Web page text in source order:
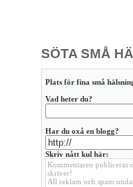
SÖTA SMÅ
Plats för fina små
Vad heter du?
Har du oxå en blogg?
Skriv nått kul här: